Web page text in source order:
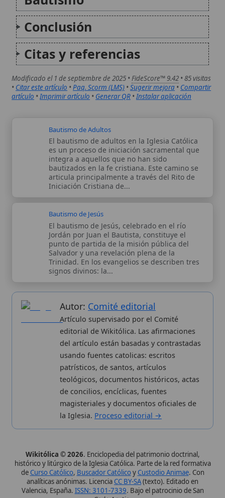
Autor:Comité editorial
Artículo supervisado por el Comité
editorial de Wikitólica. Las afirmaciones
del artículo están basadas y contrastadas
patrísticos, de santos, artículos
teológicos, documentos históricos, actas
la Iglesia.Proceso editorial →
Wikitólica © 2026. Enciclopedia del patrimonio doctrinal,
histórico y litúrgico de la Iglesia Católica. Parte de la red formativa
Curso Católico,Buscador CatólicoyCustodio Animae . Con
analíticas anónimas. LicenciaCC BY-SA(texto). Editado en
Sobre nosotros
Proceso editorial
Publicación seriada
Datos abiertos
Estadísticas
Aviso legal
Política de privacidad
Nuevas entradas
Cambios recientes
Aplicaciones
Kit de Prensa
Widgets para tu web
Canal de WhatsApp
Perfil de Instagram
Síguenos · @wikitolica